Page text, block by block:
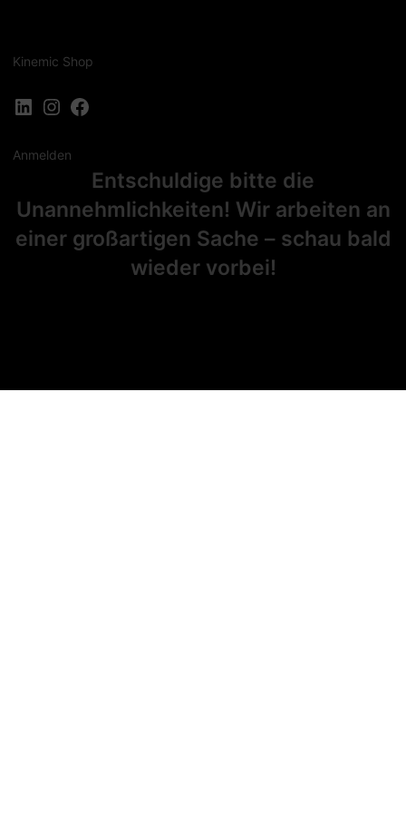
Kinemic Shop
LinkedInInstagramFacebook
Anmelden
Entschuldige bitte die
Unannehmlichkeiten! Wir arbeiten an
einer großartigen Sache – schau bald
wieder vorbei!